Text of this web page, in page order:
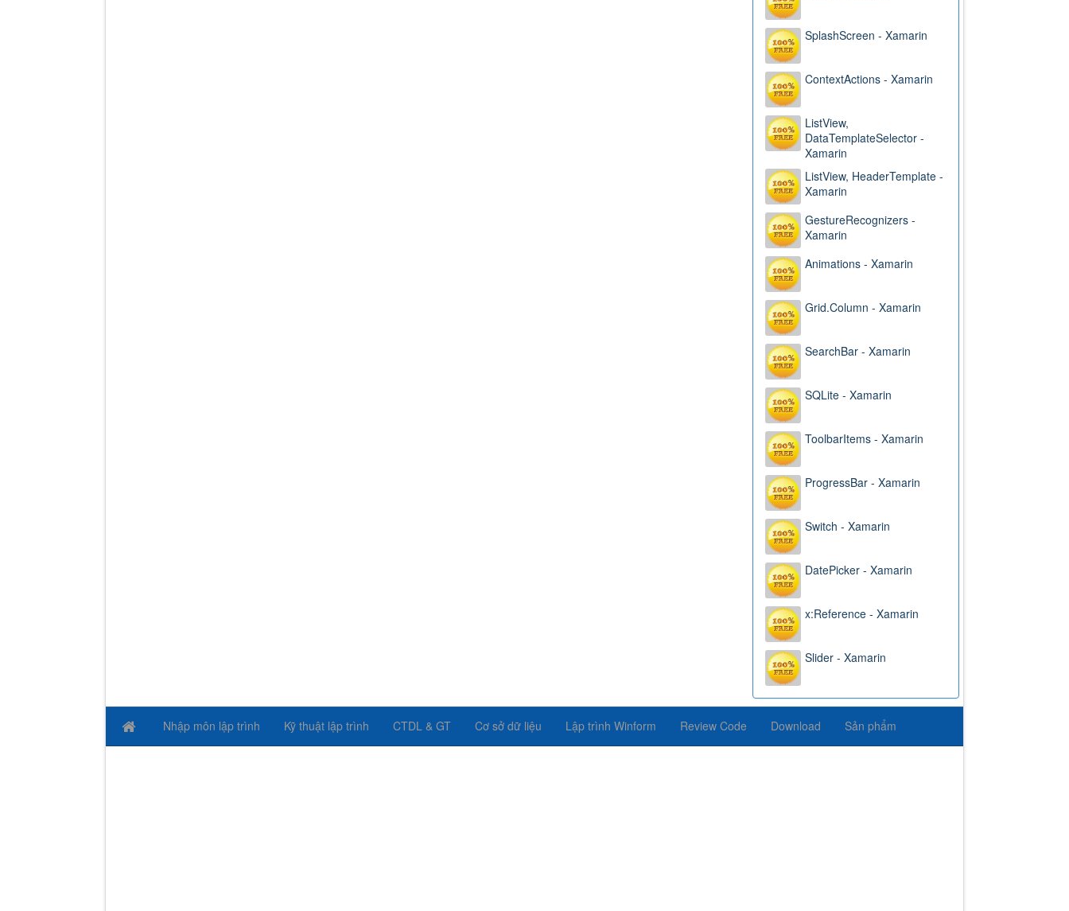
SplashScreen - Xamarin
ContextActions - Xamarin
ListView,
DataTemplateSelector -
Xamarin
ListView, HeaderTemplate -
Xamarin
GestureRecognizers -
Xamarin
Animations - Xamarin
Grid.Column - Xamarin
SearchBar - Xamarin
SQLite - Xamarin
ToolbarItems - Xamarin
ProgressBar - Xamarin
Switch - Xamarin
DatePicker - Xamarin
x:Reference - Xamarin
Slider - Xamarin
Nhập môn lập trình Kỹ thuật lập trình CTDL & GT Cơ sở dữ liệu Lập trình Winform Review Code Download Sản phẩm